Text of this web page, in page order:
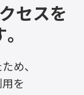
セスを
め、
を